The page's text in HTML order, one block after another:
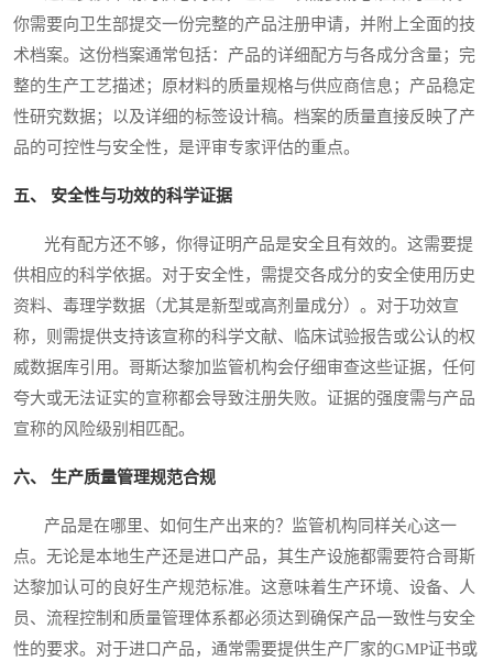
你需要向卫生部提交一份完整的产品注册申请，并附上全面的技
术档案。这份档案通常包括：产品的详细配方与各成分含量；完
整的生产工艺描述；原材料的质量规格与供应商信息；产品稳定
性研究数据；以及详细的标签设计稿。档案的质量直接反映了产
品的可控性与安全性，是评审专家评估的重点。
五、 安全性与功效的科学证据
光有配方还不够，你得证明产品是安全且有效的。这需要提
供相应的科学依据。对于安全性，需提交各成分的安全使用历史
资料、毒理学数据（尤其是新型或高剂量成分）。对于功效宣
称，则需提供支持该宣称的科学文献、临床试验报告或公认的权
威数据库引用。哥斯达黎加监管机构会仔细审查这些证据，任何
夸大或无法证实的宣称都会导致注册失败。证据的强度需与产品
宣称的风险级别相匹配。
六、 生产质量管理规范合规
产品是在哪里、如何生产出来的？监管机构同样关心这一
点。无论是本地生产还是进口产品，其生产设施都需要符合哥斯
达黎加认可的良好生产规范标准。这意味着生产环境、设备、人
员、流程控制和质量管理体系都必须达到确保产品一致性与安全
性的要求。对于进口产品，通常需要提供生产厂家的GMP证书或